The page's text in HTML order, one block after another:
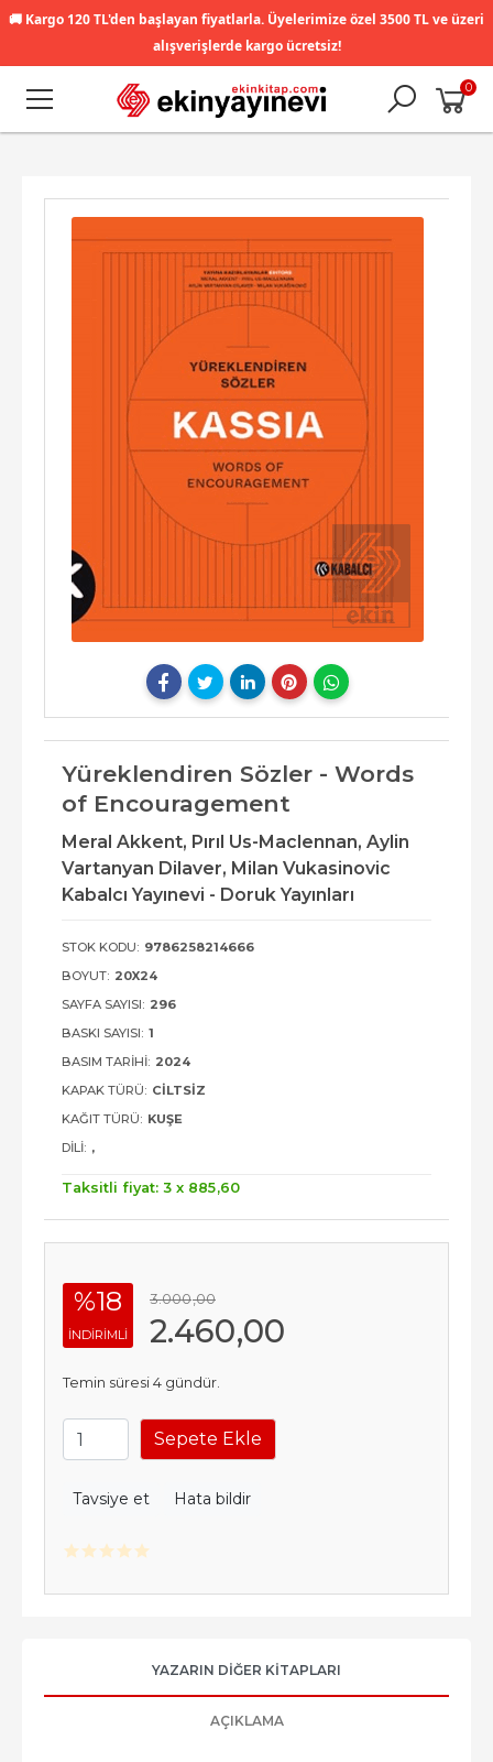
🚚 Kargo 120 TL'den başlayan fiyatlarla. Üyelerimize özel 3500 TL ve üzeri
alışverişlerde kargo ücretsiz!
0
Yüreklendiren Sözler - Words
of Encouragement
Meral Akkent, Pırıl Us-Maclennan, Aylin
Vartanyan Dilaver, Milan Vukasinovic
Kabalcı Yayınevi - Doruk Yayınları
STOK KODU: 9786258214666
BOYUT: 20X24
SAYFA SAYISI: 296
BASKI SAYISI: 1
BASIM TARIHI: 2024
KAPAK TÜRÜ: CILTSIZ
KAĞIT TÜRÜ: KUŞE
DILI: ,
Taksitli fiyat: 3 x 885,60
%18
INDIRIMLI
3.000,00
2.460,00
Temin süresi 4 gündür.
Sepete Ekle
Tavsiye et Hata bildir
YAZARIN DIĞER KITAPLARI
AÇIKLAMA